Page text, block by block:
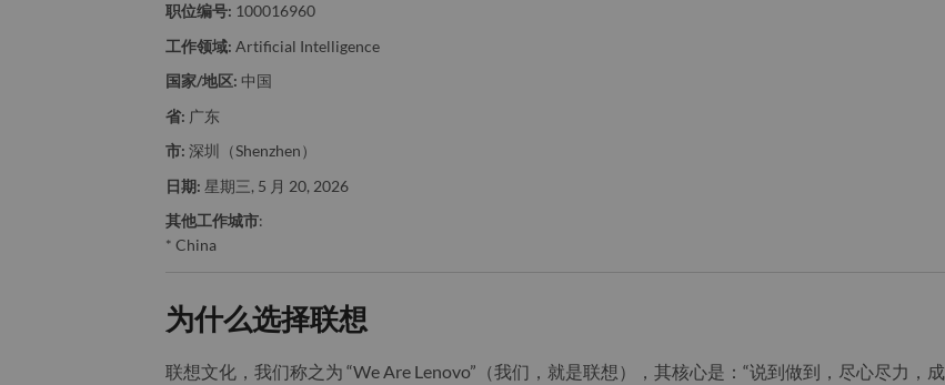
职位编号: 100016960
工作领域: Artificial Intelligence
国家/地区: 中国
省: 广东
市: 深圳（Shenzhen）
日期: 星期三, 5 月 20, 2026
其他工作城市:
* China
为什么选择联想
联想文化，我们称之为 “We Are Lenovo”（我们，就是联想），其核心是：“说到做到，尽心尽力，成